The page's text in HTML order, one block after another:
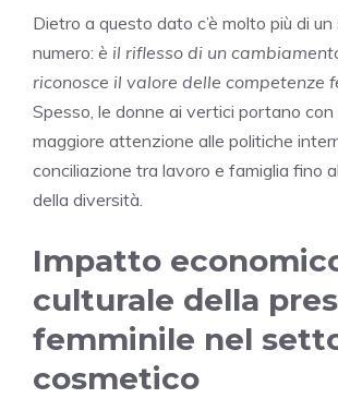
Dietro a questo dato c’è molto più di un
numero: è il riflesso di un
riconosce il valore delle competenze
Spesso, le donne ai vertici portano con
maggiore attenzione alle politiche
conciliazione tra lavoro e famiglia fino
della diversità.
Impatto
culturale della
femminile nel
cosmetico